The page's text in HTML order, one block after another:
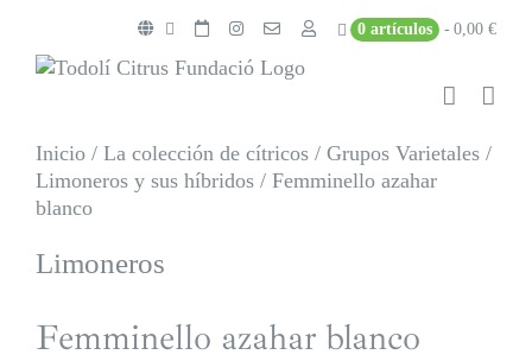
contenido
0 artículos 0,00 €
Inicio / La colección de cítricos / Grupos Varietales /
Limoneros y sus híbridos / Femminello azahar
blanco
Limoneros
Femminello azahar blanco